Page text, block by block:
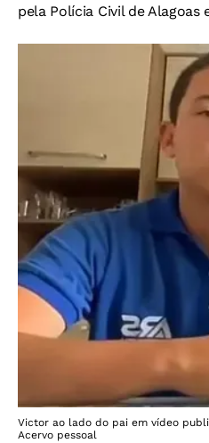
pela Polícia Civil de
Victor ao lado do pai em vídeo
Acervo pessoal